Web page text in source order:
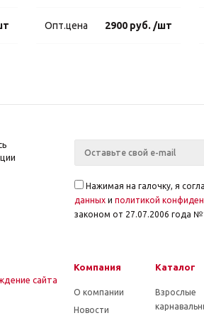
Опт.цена 2900 руб. /шт
Нажимая на галочку, я
данныхи политикой
законом от 27.07.2006 года
сайта
Компания
О компании
Новости
Каталог
Взрослые